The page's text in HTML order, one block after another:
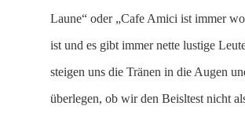
Laune“ oder „Cafe Amici ist immer
ist und es gibt immer nette lustige
steigen uns die Tränen in die Augen
überlegen, ob wir den Beisltest nicht